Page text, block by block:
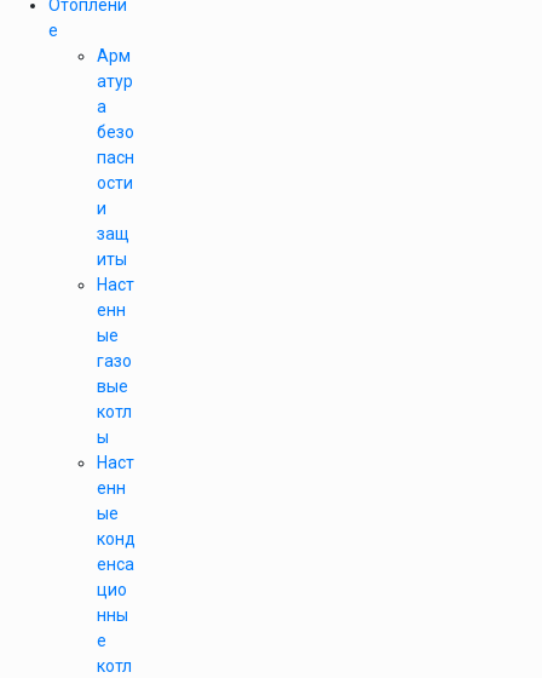
Отоплени
е
Арм
атур
а
безо
пасн
ости
и
защ
иты
Наст
енн
ые
газо
вые
котл
ы
Наст
енн
ые
конд
енса
цио
нны
е
котл